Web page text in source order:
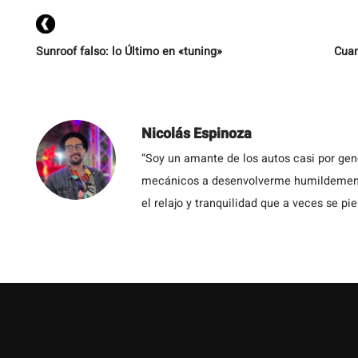
Sunroof falso: lo Último en «tuning»
Nicolás Espinoza
“Soy un amante de los autos casi por
mecánicos a desenvolverme
el relajo y tranquilidad que a veces se